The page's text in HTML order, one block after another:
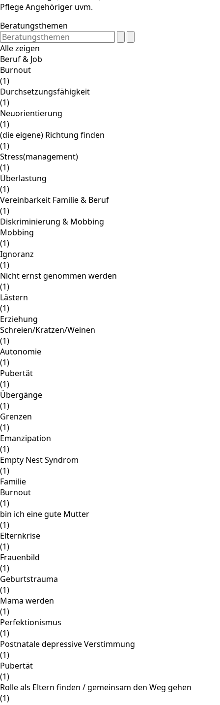
Pflege Angehöriger uvm.
Beratungsthemen
Alle zeigen
Beruf & Job
Burnout
(1)
Durchsetzungsfähigkeit
(1)
Neuorientierung
(1)
(die eigene) Richtung finden
(1)
Stress(management)
(1)
Überlastung
(1)
Vereinbarkeit Familie & Beruf
(1)
Diskriminierung & Mobbing
Mobbing
(1)
Ignoranz
(1)
Nicht ernst genommen werden
(1)
Lästern
(1)
Erziehung
Schreien/Kratzen/Weinen
(1)
Autonomie
(1)
Pubertät
(1)
Übergänge
(1)
Grenzen
(1)
Emanzipation
(1)
Empty Nest Syndrom
(1)
Familie
Burnout
(1)
bin ich eine gute Mutter
(1)
Elternkrise
(1)
Frauenbild
(1)
Geburtstrauma
(1)
Mama werden
(1)
Perfektionismus
(1)
Postnatale depressive Verstimmung
(1)
Pubertät
(1)
Rolle als Eltern finden / gemeinsam den Weg gehen
(1)